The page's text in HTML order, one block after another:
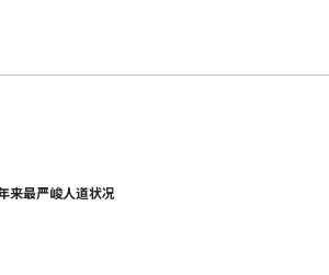
来最严峻人道状况